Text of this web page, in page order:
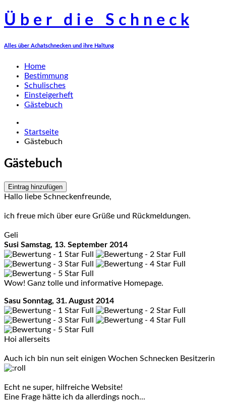
Ü b e r d i e S c h n e c k
Alles über Achatschnecken und ihre Haltung
Home
Bestimmung
Schulisches
Einsteigerheft
Gästebuch
Startseite
Gästebuch
Gästebuch
Eintrag hinzufügen
Hallo liebe Schneckenfreunde,
ich freue mich über eure Grüße und Rückmeldungen.
Geli
Susi Samstag, 13. September 2014
Wow! Ganz tolle und informative Homepage.
Sasu Sonntag, 31. August 2014
Hoi allerseits
Auch ich bin nun seit einigen Wochen Schnecken Besitzerin
Echt ne super, hilfreiche Website!
Eine Frage hätte ich da allerdings noch...